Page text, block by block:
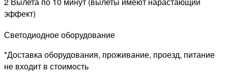
эффект)
Светодиодное оборудование
*Доставка оборудования, проживание, проезд, питание
не входит в стоимость